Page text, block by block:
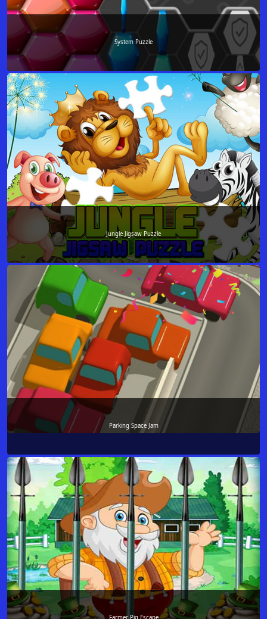
System Puzzle
Jungle Jigsaw Puzzle
Parking Space Jam